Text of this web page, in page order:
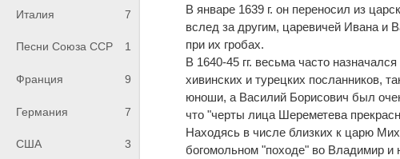
Италия 7
Песни Союза ССР 1
Франция 9
Германия 7
США 3
В январе 1639 г. он переносил из
вслед за другим, царевичей Ивана и
при их гробах.
В 1640-45 гг. весьма часто
хивинских и турецких посланников,
юноши, а Василий Борисович был
что "черты лица Шереметева
Находясь в числе близких к царю
богомольном "походе" во Владимир и